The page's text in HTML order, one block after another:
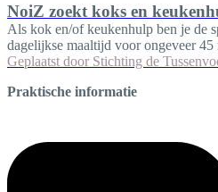
NoiZ zoekt koks en
Als kok en/of keukenhulp ben je de
dagelijkse maaltijd voor ongeveer
Geplaatst door Stichting de
Praktische informatie